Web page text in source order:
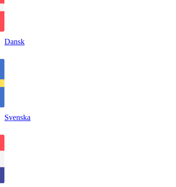
Dansk
Svenska